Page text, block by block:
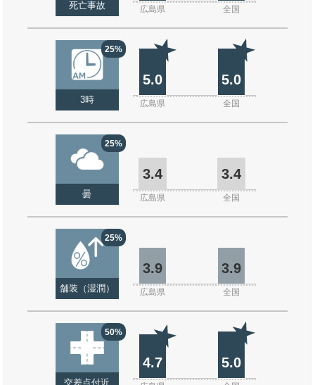
死亡事故 広島県 全国
25%
3時
5.0 5.0
広島県 全国
25%
曇
3.4 3.4
広島県 全国
25%
舗装（湿潤）
3.9 3.9
広島県 全国
50%
交差点付近
4.7 5.0